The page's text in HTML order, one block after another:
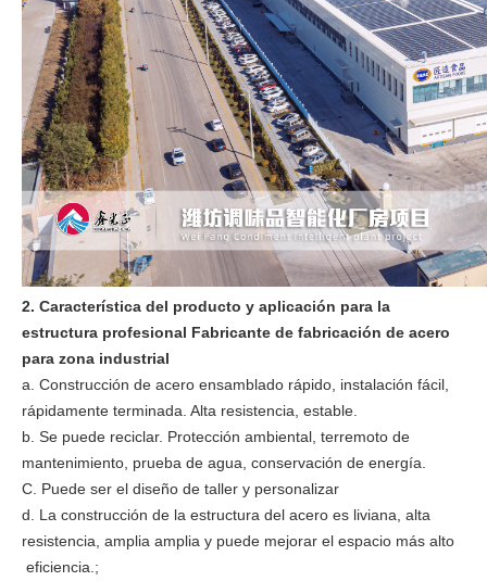
2. Característica del producto y aplicación para la
estructura profesional Fabricante de fabricación de acero
para zona industrial
a. Construcción de acero ensamblado rápido, instalación fácil,
rápidamente terminada. Alta resistencia, estable.
b. Se puede reciclar. Protección ambiental, terremoto de
mantenimiento, prueba de agua, conservación de energía.
C. Puede ser el diseño de taller y personalizar
d. La construcción de la estructura del acero es liviana, alta
resistencia, amplia amplia y puede mejorar el espacio más alto
eficiencia.;